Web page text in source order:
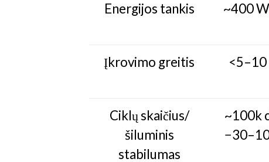
Energijos tankis ~400
Įkrovimo greitis <5–10
Ciklų skaičius/
šiluminis
stabilumas
~100k